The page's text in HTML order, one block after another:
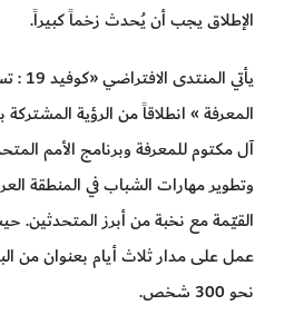
الإطلاق يجب أن يُحدث زخماً كبيراً.
يأتي
المعرفة » انطلاقاً من الرؤية
آل مكتوم للمعرفة وبرنامج الأمم
وتطوير مهارات الشباب في المنطقة
القيّمة مع نخبة من أبرز
عمل على مدار ثلاث أيام بعنوان من
نحو 300 شخص.